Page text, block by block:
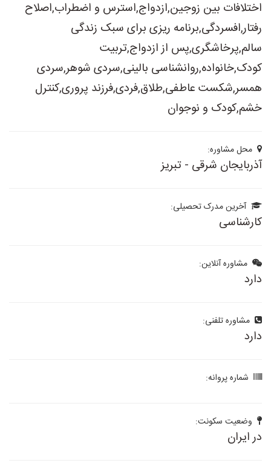
اختلافات بین زوجین,ازدواج,استرس و اضطراب,اصلاح
رفتار,افسردگی,برنامه ریزی برای سبک زندگی
سالم,پرخاشگری,پس از ازدواج,تربیت
کودک,خانواده,روانشناسی بالینی,سردی شوهر,سردی
همسر,شکست عاطفی,طلاق,فردی,فرزند پروری,کنترل
خشم,کودک و نوجوان
محل مشاوره:
آذربایجان شرقی - تبریز
آخرین مدرک تحصیلی:
کارشناسی
مشاوره آنلاین:
دارد
مشاوره تلفنی:
دارد
شماره پروانه:
وضعیت سکونت:
در ایران